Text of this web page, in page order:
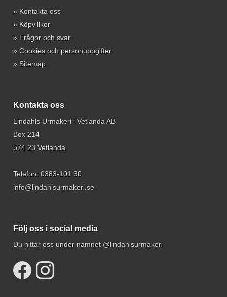
» Kontakta oss
» Köpvillkor
» Frågor och svar
» Cookies och personuppgifter
» Sitemap
Kontakta oss
Lindahls Urmakeri i Vetlanda AB
Box 214
574 23 Vetlanda
Telefon: 0383-101 30
info@lindahlsurmakeri.se
Följ oss i social media
Du hittar oss under namnet @lindahlsurmakeri